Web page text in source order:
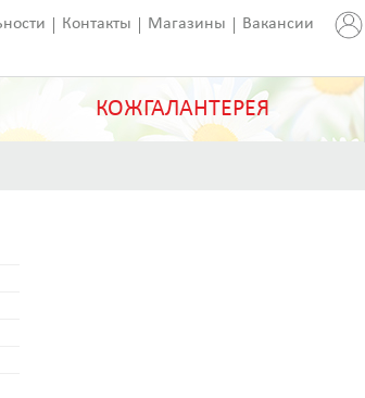
Контакты Магазины Вакансии
КОЖГАЛАНТЕРЕЯ